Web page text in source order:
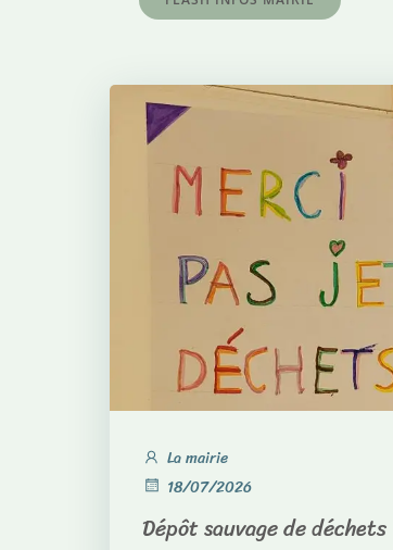
La mairie
18/07/2026
Dépôt sauvage de déchets